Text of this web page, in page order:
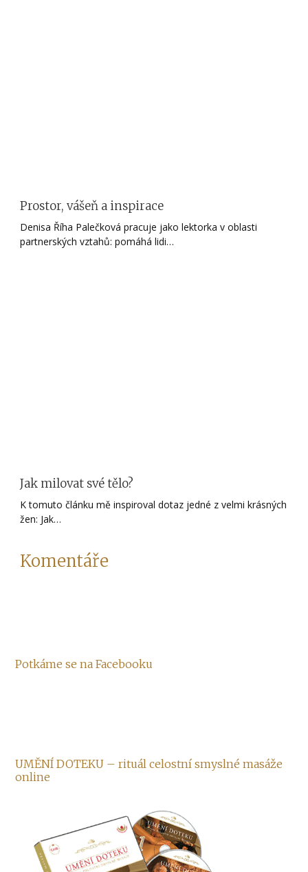
Prostor, vášeň a inspirace
Denisa Říha Palečková pracuje jako lektorka v oblasti
partnerských vztahů: pomáhá lidi…
Jak milovat své tělo?
K tomuto článku mě inspiroval dotaz jedné z velmi krásných
žen: Jak…
Komentáře
Potkáme se na Facebooku
UMĚNÍ DOTEKU – rituál celostní smyslné masáže
online